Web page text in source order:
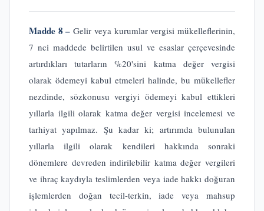
Madde 8 –Gelir veya kurumlar vergisi mükelleflerinin,
7 nci maddede belirtilen usul ve esaslar çerçevesinde
artırdıkları tutarların %20'sini katma değer vergisi
olarak ödemeyi kabul etmeleri halinde, bu mükellefler
nezdinde, sözkonusu vergiyi ödemeyi kabul ettikleri
yıllarla ilgili olarak katma değer vergisi incelemesi ve
tarhiyat yapılmaz. Şu kadar ki; artırımda bulunulan
yıllarla ilgili olarak kendileri hakkında sonraki
dönemlere devreden indirilebilir katma değer vergileri
ve ihraç kaydıyla teslimlerden veya iade hakkı doğuran
işlemlerden doğan tecil-terkin, iade veya mahsup